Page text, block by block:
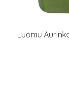
Luomu